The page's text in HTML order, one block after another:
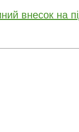
внесок на